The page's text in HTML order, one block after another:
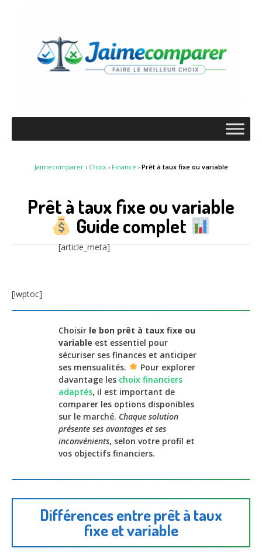
Jaimecomparer› Choix› Finance › Prêt à taux fixe ou variable
Prêt à taux fixe ou variable
Guide complet
[article_meta]
[lwptoc]
Choisir le bon prêt à taux fixe ou
variable est essentiel pour
sécuriser ses finances et anticiper
ses mensualités.
Pour explorer
davantage les choix financiers
adaptés, il est important de
comparer les options disponibles
sur le marché. Chaque solution
présente ses avantages et ses
inconvénients, selon votre profil et
vos objectifs financiers.
Différences entre prêt à taux
fixe et variable